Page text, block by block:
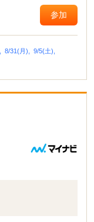
参加
8/31(月),
9/5(土),